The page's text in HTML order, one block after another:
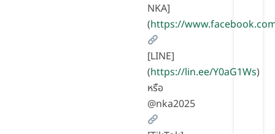
NKA]
(https://
[LINE]
(https://lin.ee/Y0aG1Ws)
หรือ
@nka2025